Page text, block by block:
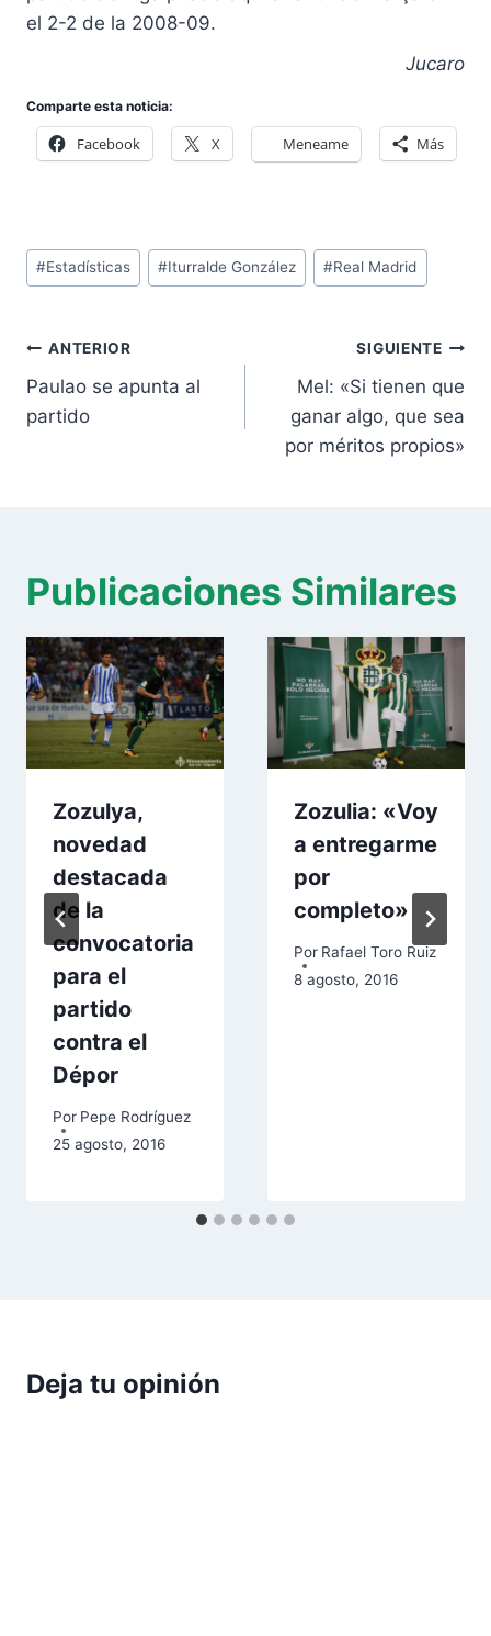
el 2-2 de la 2008-09.
Jucaro
Comparte esta noticia:
Facebook X Meneame Más
Etiquetas
de
entrada:
#Estadísticas #Iturralde González #Real Madrid
Navegación
de
entradas
ANTERIOR
Paulao se apunta al
partido
SIGUIENTE
Mel: «Si tienen que
ganar algo, que sea
por méritos propios»
Publicaciones Similares
Zozulya,
novedad
destacada
de la
convocatoria
para el
partido
contra el
Dépor
Por Pepe Rodríguez
25 agosto, 2016
Zozulia: «Voy
a entregarme
por
completo»
Por Rafael Toro Ruiz
8 agosto, 2016
Deja tu opinión